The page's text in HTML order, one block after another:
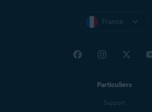
France
Particuliers
Support